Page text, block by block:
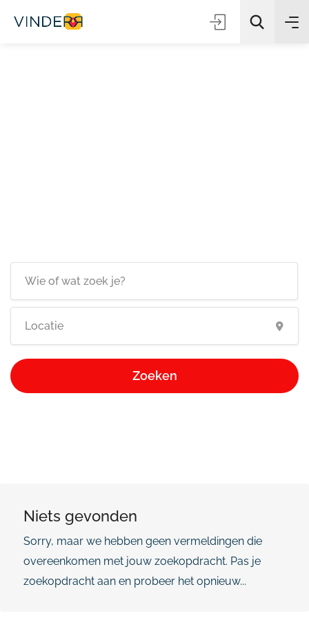
Zoeken
Niets gevonden
Sorry, maar we hebben geen vermeldingen die
overeenkomen met jouw zoekopdracht. Pas je
zoekopdracht aan en probeer het opnieuw...